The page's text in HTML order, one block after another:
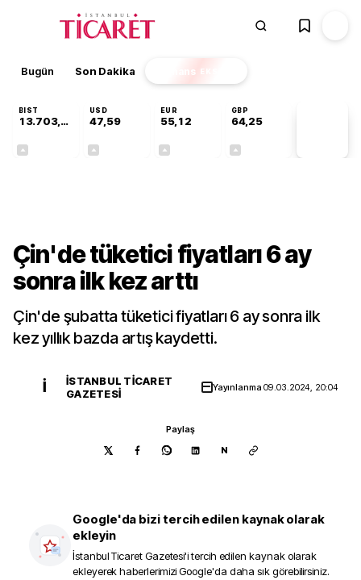
Bugün Son Dakika Finans EKSTRA
BIST
13.703,13
USD
47,59
EUR
55,12
GBP
64,25
Çin'de tüketici fiyatları 6 ay
sonra ilk kez arttı
Çin'de şubatta tüketici fiyatları 6 ay sonra ilk
kez yıllık bazda artış kaydetti.
İ
İSTANBUL TICARET
GAZETESI
Yayınlanma09.03.2024, 20:04
Paylaş
N
Google'da bizi tercih edilen kaynak olarak
ekleyin
İstanbul Ticaret Gazetesi'i tercih edilen kaynak olarak
ekleyerek haberlerimizi Google'da daha sık görebilirsiniz.